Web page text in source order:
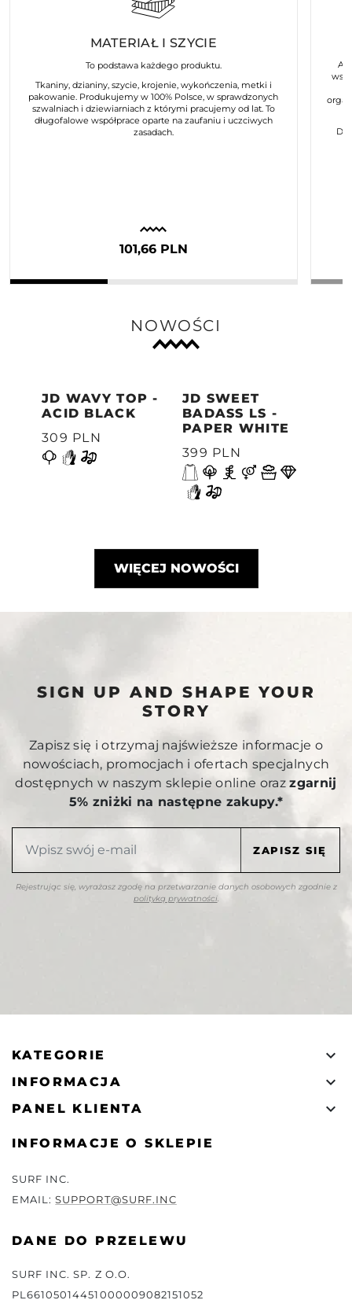
MATERIAŁ I SZYCIE
To podstawa każdego produktu.
Tkaniny, dzianiny, szycie, krojenie, wykończenia, metki i
pakowanie. Produkujemy w 100% Polsce, w sprawdzonych
szwalniach i dziewiarniach z którymi pracujemy od lat. To
długofalowe współprace oparte na zaufaniu i uczciwych
zasadach.
101,66 PLN
NOWOŚCI
JD WAVY TOP -
ACID BLACK
309 PLN
JD SWEET
BADASS LS -
PAPER WHITE
399 PLN
Poprzedni
WIĘCEJ NOWOŚCI
SIGN UP AND SHAPE YOUR
STORY
Zapisz się i otrzymaj najświeższe informacje o
nowościach, promocjach i ofertach specjalnych
dostępnych w naszym sklepie online orazzgarnij
5% zniżki na następne zakupy.*
Rejestrując się, wyrażasz zgodę na przetwarzanie danych osobowych zgodnie z
polityką prywatności.
KATEGORIE 
INFORMACJA 
PANEL KLIENTA 
INFORMACJE O SKLEPIE
SURF INC.
EMAIL:SUPPORT@SURF.INC
DANE DO PRZELEWU
SURF INC. SP. Z O.O.
PL66105014451000009082151052